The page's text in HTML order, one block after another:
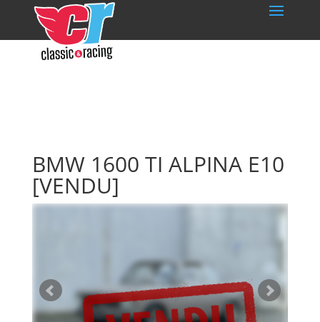
BMW 1600 TI ALPINA E10
[VENDU]